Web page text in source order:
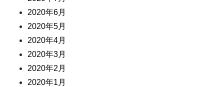
2020年6月
2020年5月
2020年4月
2020年3月
2020年2月
2020年1月